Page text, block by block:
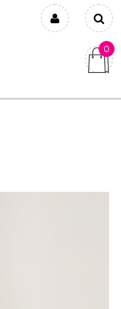
Prijavi se
0